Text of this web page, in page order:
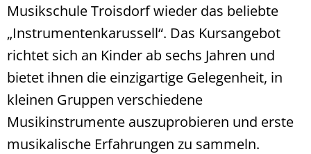
Musikschule Troisdorf wieder das beliebte
„Instrumentenkarussell“. Das Kursangebot
richtet sich an Kinder ab sechs Jahren und
bietet ihnen die einzigartige Gelegenheit, in
kleinen Gruppen verschiedene
Musikinstrumente auszuprobieren und erste
musikalische Erfahrungen zu sammeln.